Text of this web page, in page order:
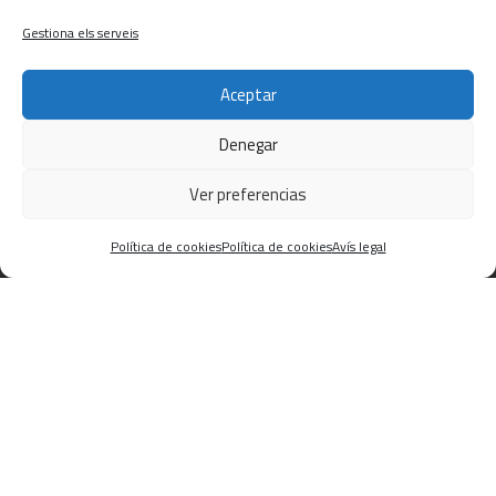
Gestiona els serveis
Aceptar
Denegar
Ver preferencias
Política de cookiesPolítica de cookiesAvís legal
AC Construcció
AC Amiant